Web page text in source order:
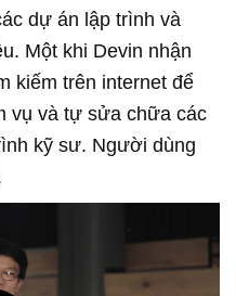
dự án lập trình và
Một khi Devin nhận
kiếm trên internet để
vụ và tự sửa chữa các
kỹ sư. Người dùng